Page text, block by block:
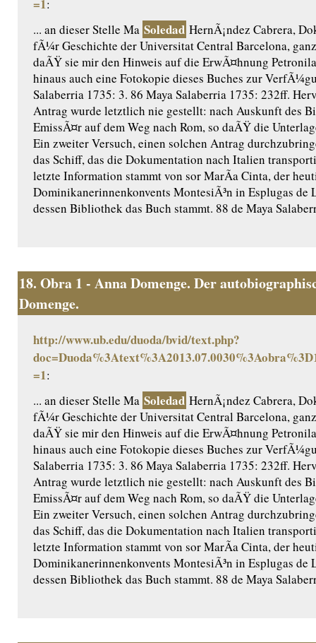
=1:
... an dieser Stelle Ma Soledad HernÃ¡ndez Cabrera,
fÃ¼r Geschichte der Universitat Central Barcelona,
daÃŸ sie mir den Hinweis auf die ErwÃ¤hnung
hinaus auch eine Fotokopie dieses Buches zur
Salaberria 1735: 3. 86 Maya Salaberria 1735: 232ff.
Antrag wurde letztlich nie gestellt: nach Auskunft des
EmissÃ¤r auf dem Weg nach Rom, so daÃŸ die
Ein zweiter Versuch, einen solchen Antrag
das Schiff, das die Dokumentation nach Italien
letzte Information stammt von sor MarÃ­a Cinta, der
Dominikanerinnenkonvents MontesiÃ³n in Esplugas de
dessen Bibliothek das Buch stammt. 88 de Maya
18. Obra 1 - Anna Domenge. Der
Domenge.
http://www.ub.edu/duoda/bvid/text.php?
=1:
... an dieser Stelle Ma Soledad HernÃ¡ndez Cabrera,
fÃ¼r Geschichte der Universitat Central Barcelona,
daÃŸ sie mir den Hinweis auf die ErwÃ¤hnung
hinaus auch eine Fotokopie dieses Buches zur
Salaberria 1735: 3. 86 Maya Salaberria 1735: 232ff.
Antrag wurde letztlich nie gestellt: nach Auskunft des
EmissÃ¤r auf dem Weg nach Rom, so daÃŸ die
Ein zweiter Versuch, einen solchen Antrag
das Schiff, das die Dokumentation nach Italien
letzte Information stammt von sor MarÃ­a Cinta, der
Dominikanerinnenkonvents MontesiÃ³n in Esplugas de
dessen Bibliothek das Buch stammt. 88 de Maya